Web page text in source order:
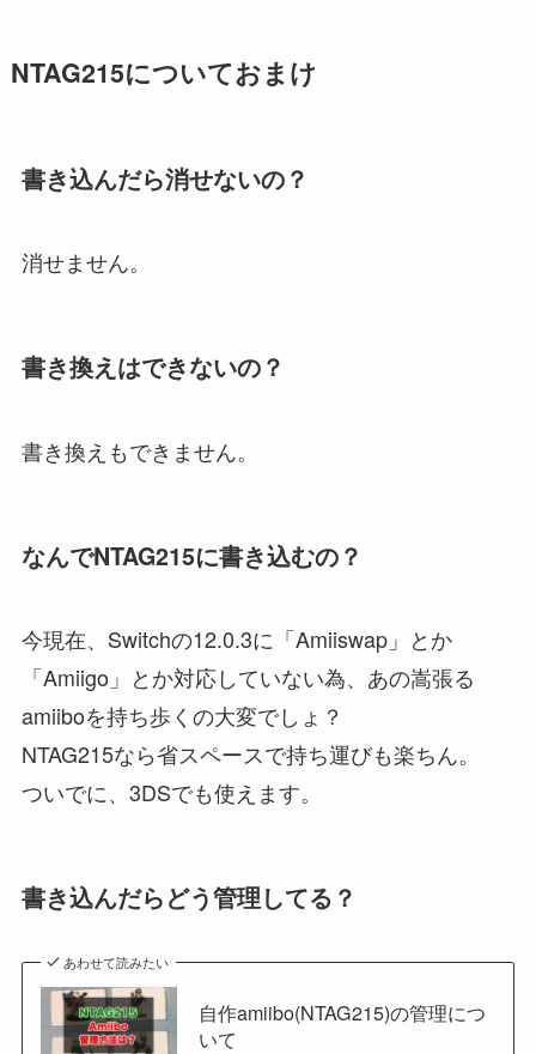
NTAG215についておまけ
書き込んだら消せないの？
消せません。
書き換えはできないの？
書き換えもできません。
なんでNTAG215に書き込むの？
今現在、Switchの12.0.3に「Amiiswap」とか
「Amiigo」とか対応していない為、あの嵩張る
amiiboを持ち歩くの大変でしょ？
NTAG215なら省スペースで持ち運びも楽ちん。
ついでに、3DSでも使えます。
書き込んだらどう管理してる？
あわせて読みたい
自作amiibo(NTAG215)の管理につ
いて